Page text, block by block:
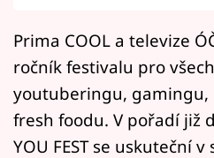
Přihlášení
Sledujte nás
Prima COOL a televize
ročník festivalu pro
youtuberingu, gamingu,
fresh foodu. V pořadí již
YOU FEST se uskuteční